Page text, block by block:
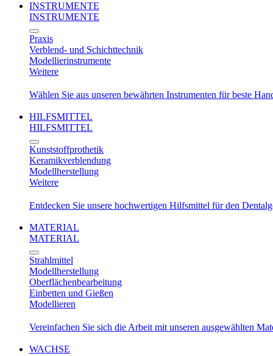
INSTRUMENTE
INSTRUMENTE
Praxis
Verblend- und Schichttechnik
Modellierinstrumente
Weitere
Wählen Sie aus unseren bewährten Instrumenten für beste
HILFSMITTEL
HILFSMITTEL
Kunststoffprothetik
Keramikverblendung
Modellherstellung
Weitere
Entdecken Sie unsere hochwertigen Hilfsmittel für den
MATERIAL
MATERIAL
Strahlmittel
Modellherstellung
Oberflächenbearbeitung
Einbetten und Gießen
Modellieren
Vereinfachen Sie sich die Arbeit mit unseren ausgewählten
WACHSE